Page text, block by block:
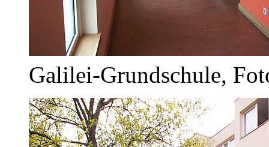
Galilei-Grundschule,